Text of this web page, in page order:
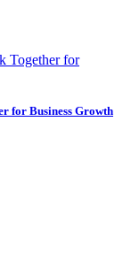
for Business Growth